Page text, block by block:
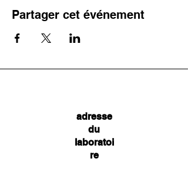
Partager cet événement
adresse
du
laboratoi
re